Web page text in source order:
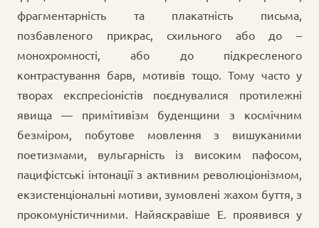
фрагментарність та плакатність письма,
позбавленого прикрас, схильного або до –
монохромності, або до підкресленого
контрастування барв, мотивів тощо. Тому часто у
творах експресіоністів поєднувалися протилежні
явища — примітивізм буденщини з космічним
безміром, побутове мовлення з вишуканими
поетизмами, вульгарність із високим пафосом,
пацифістські інтонації з активним революціонізмом,
екзистенціональні мотиви, зумовлені жахом буття, з
прокомуністичними. Найяскравіше Е. проявився у